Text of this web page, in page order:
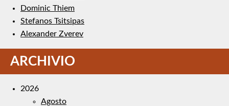
Dominic Thiem
Stefanos Tsitsipas
Alexander Zverev
ARCHIVIO
2026
Agosto